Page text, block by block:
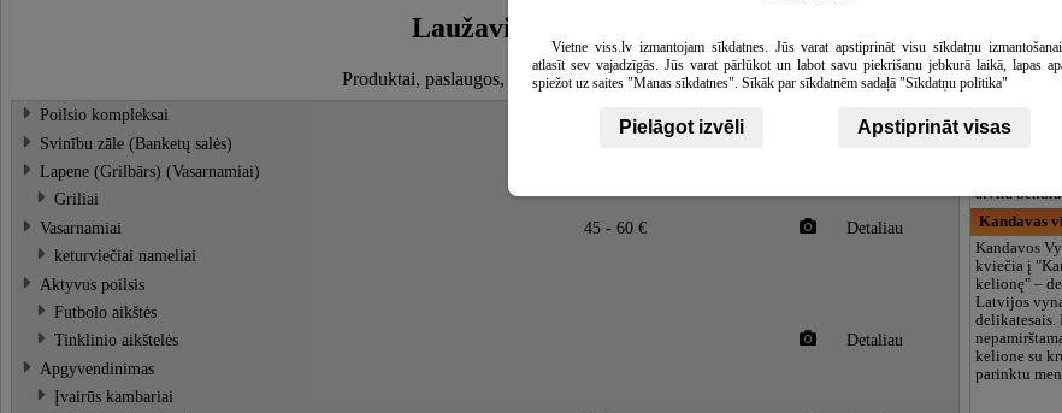
Laužavietės
Produktai, paslaugos, raktiniai žodžiai
Poilsio kompleksai
Svinību zāle (Banketų salės)
Detaliau
Lapene (Grilbārs) (Vasarnamiai)
Griliai
Vasarnamiai
45 - 60 €
Detaliau
keturviečiai nameliai
Aktyvus poilsis
Futbolo aikštės
Tinklinio aikštelės
Detaliau
Apgyvendinimas
Įvairūs kambariai
įsimylėjęs
veikla – ne
galimybė
natūralų
kurti istoriją.
akimirką ir
užfiksuoti
nuostabą,
atvira
Kandavas
Kandavos
kviečia į
kelionę" –
Latvijos
delikatesais.
kelione su
parinktu
Vietne viss.lv izmantojam sīkdatnes. Jūs varat apstiprināt visu sīkdatņu
atlasīt sev vajadzīgās. Jūs varat pārlūkot un labot savu piekrišanu jebkurā laikā, lapas
spiežot uz saites "Manas sīkdatnes". Sīkāk par sīkdatnēm sadaļā "Sīkdatņu politika"
Pielāgot izvēli Apstiprināt visas